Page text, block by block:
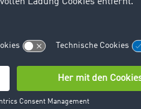
Abläufe zu
Kaufleute
von Gütern, die zur